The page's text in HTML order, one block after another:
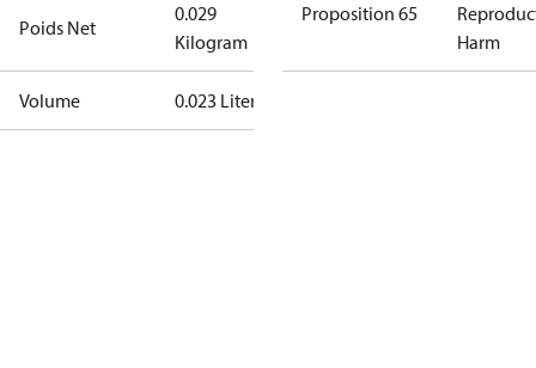
Poids Net
0.029
Kilogram
Volume 0.023 Liter
Proposition 65
Harm